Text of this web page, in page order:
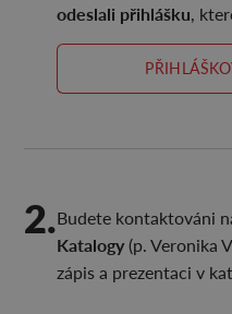
odeslali přihlášku,
2.Budete kontaktováni
Katalogy(p. Veronika
zápis a prezentaci v